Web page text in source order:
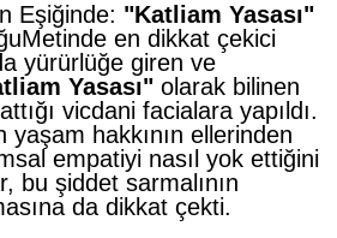
Eşiğinde: "Katliam Yasası"
en dikkat çekici
yürürlüğe giren ve
Yasası" olarak bilinen
vicdani facialara yapıldı.
yaşam hakkının ellerinden
empatiyi nasıl yok ettiğini
bu şiddet sarmalının
da dikkat çekti.